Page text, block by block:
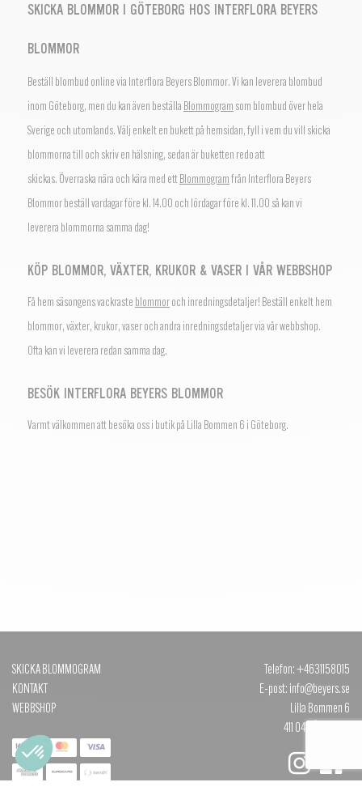
SKICKA BLOMMOR I GÖTEBORG HOS INTERFLORA BEYERS
BLOMMOR
Beställ blombud online via Interflora Beyers Blommor. Vi kan leverera blombud
inom Göteborg, men du kan även beställa Blommogram som blombud över hela
Sverige och utomlands. Välj enkelt en bukett på hemsidan, fyll i vem du vill skicka
blommorna till och skriv en hälsning, sedan är buketten redo att
skickas. Överraska nära och kära med ett Blommogram från Interflora Beyers
Blommor beställ vardagar före kl. 14.00 och lördagar före kl. 11.00 så kan vi
leverera blommorna samma dag!
KÖP BLOMMOR, VÄXTER, KRUKOR & VASER I VÅR WEBBSHOP
Få hem säsongens vackraste blommor och inredningsdetaljer! Beställ enkelt hem
blommor, växter, krukor, vaser och andra inredningsdetaljer via vår webbshop.
Ofta kan vi leverera redan samma dag.
BESÖK INTERFLORA BEYERS BLOMMOR
Varmt välkommen att besöka oss i butik på Lilla Bommen 6 i Göteborg.
SKICKA BLOMMOGRAM
KONTAKT
WEBBSHOP
Telefon: +4631158015
E-post: info@beyers.se
Lilla Bommen 6
411 04 GÖTEBORG